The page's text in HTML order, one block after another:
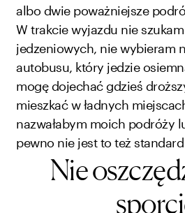
albo dwie poważniejsze
W trakcie wyjazdu nie
jedzeniowych, nie wybieram
autobusu, który jedzie
mogę dojechać gdzieś
mieszkać w ładnych
nazwałabym moich podróży
pewno nie jest to też
Nie